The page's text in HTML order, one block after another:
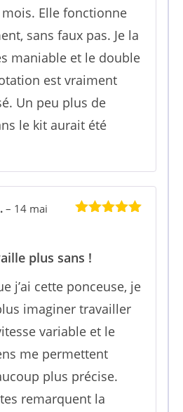
Elle fonctionne
sans faux pas. Je la
maniable et le double
est vraiment
Un peu plus de
le kit aurait été
– 14 mai
plus sans !
j’ai cette ponceuse, je
imaginer travailler
variable et le
me permettent
plus précise.
remarquent la